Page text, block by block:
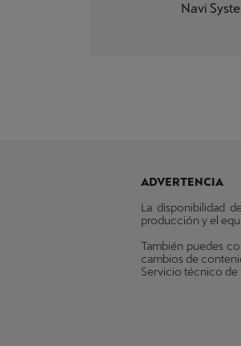
Navi
ADVERTENCIA
La disponibilidad
producción y el
También puedes
cambios de
Servicio técnico de